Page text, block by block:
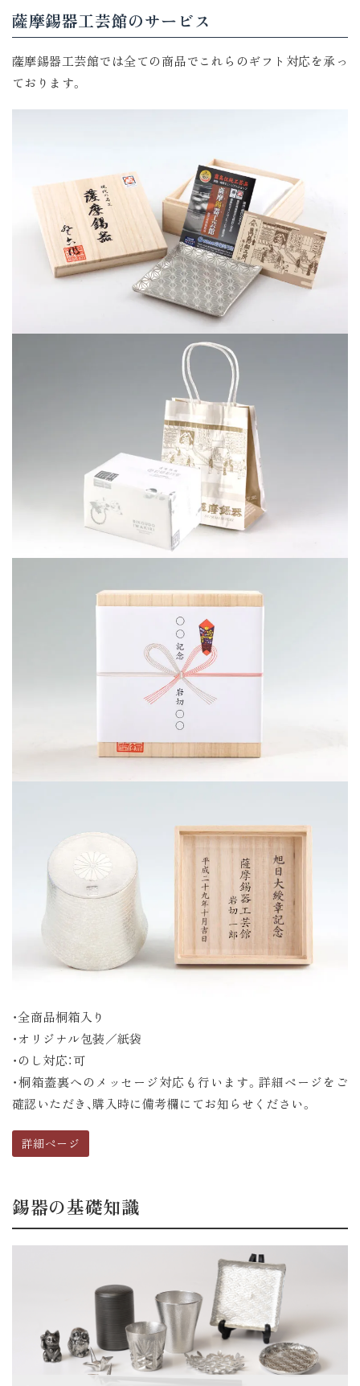
薩摩錫器工芸館のサービス
薩摩錫器工芸館では全ての商品でこれらのギフト対応を承っ
ております。
・全商品桐箱入り
・オリジナル包装／紙袋
・のし対応：可
・桐箱蓋裏へのメッセージ対応も行います。詳細ページをご
確認いただき、購入時に備考欄にてお知らせください。
詳細ページ
錫器の基礎知識